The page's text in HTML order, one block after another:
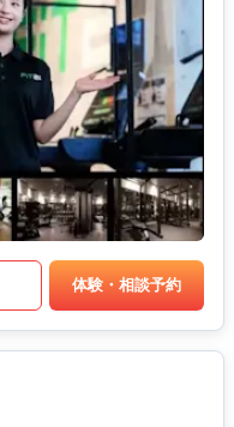
体験・相談予約